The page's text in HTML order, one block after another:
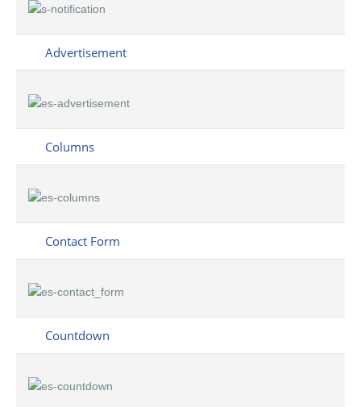
Advertisement
Columns
Contact Form
Countdown